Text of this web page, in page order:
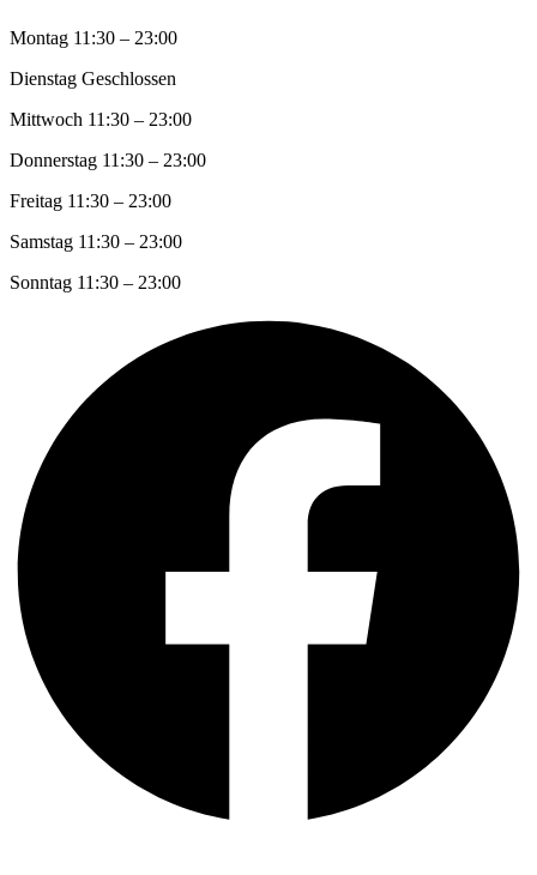
Montag 11:30 – 23:00
Dienstag Geschlossen
Mittwoch 11:30 – 23:00
Donnerstag 11:30 – 23:00
Freitag 11:30 – 23:00
Samstag 11:30 – 23:00
Sonntag 11:30 – 23:00